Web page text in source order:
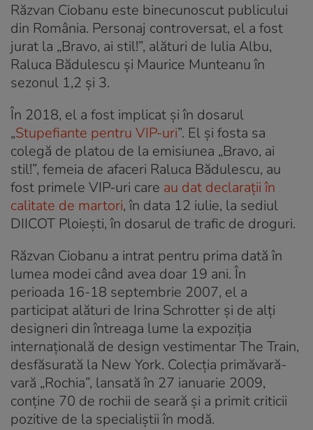
Răzvan Ciobanu este binecunoscut publicului
din România. Personaj controversat, el a fost
jurat la „Bravo, ai stil!”, alături de Iulia Albu,
Raluca Bădulescu și Maurice Munteanu în
sezonul 1,2 și 3.
În 2018, el a fost implicat și în dosarul
„Stupefiante pentru VIP-uri”. El și fosta sa
colegă de platou de la emisiunea „Bravo, ai
stil!”, femeia de afaceri Raluca Bădulescu, au
fost primele VIP-uri care au dat declarații în
calitate de martori, în data 12 iulie, la sediul
DIICOT Ploiești, în dosarul de trafic de droguri.
Răzvan Ciobanu a intrat pentru prima dată în
lumea modei când avea doar 19 ani. În
perioada 16-18 septembrie 2007, el a
participat alături de Irina Schrotter și de alți
designeri din întreaga lume la expoziția
internațională de design vestimentar The Train,
desfăsurată la New York. Colecția primăvară-
vară „Rochia”, lansată în 27 ianuarie 2009,
conține 70 de rochii de seară și a primit criticii
pozitive de la specialiștii în modă.